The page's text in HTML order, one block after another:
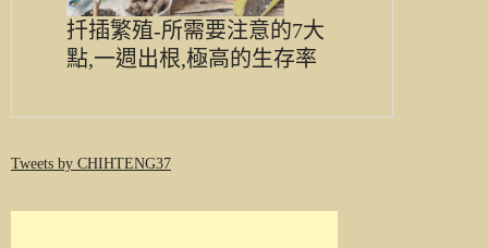
扦插繁殖-所需要注意的7大
點,一週出根,極高的生存率
Tweets by CHIHTENG37